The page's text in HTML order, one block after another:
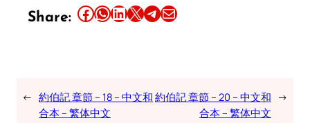
Share: Share this article on Facebook Share this article on WhatsApp Share this article on LinkedIn Share this article on X Share this article on TelegramEmail this Article
← 約伯記 章節 – 18 – 中文和
合本 – 繁体中文
約伯記 章節 – 20 – 中文和
合本 – 繁体中文
→